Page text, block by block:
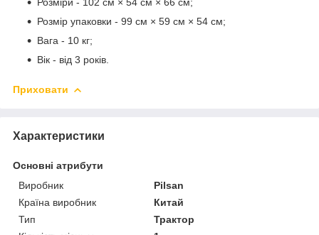
Розмір упаковки - 99 см × 59 см × 54 см;
Вага - 10 кг;
Вік - від 3 років.
Приховати
Характеристики
Основні атрибути
Виробник
Pilsan
Країна виробник
Китай
Тип
Трактор